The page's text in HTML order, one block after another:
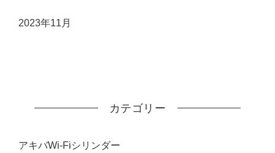
2023年11月
カテゴリー
アキバWi-Fiシリンダー